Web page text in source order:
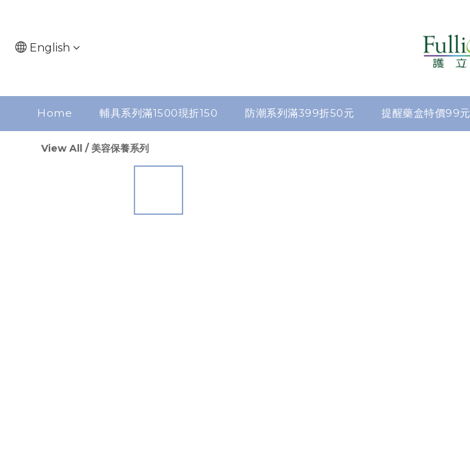
English
Home 輔具系列滿1500現折150 防潮系列滿399折50元 提醒藥盒特價99元
View All /美容保養系列